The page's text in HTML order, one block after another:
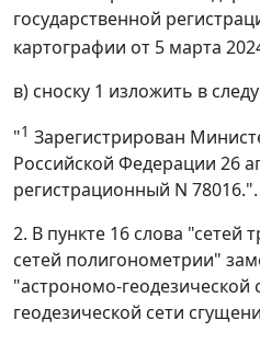
государственной
картографии от 5 марта
в) сноску 1 изложить в
"1 Зарегистрирован
Российской Федерации 26
регистрационный N 78016.".
2. В пункте 16 слова "сетей
сетей полигонометрии"
"астрономо-геодезической
геодезической сети